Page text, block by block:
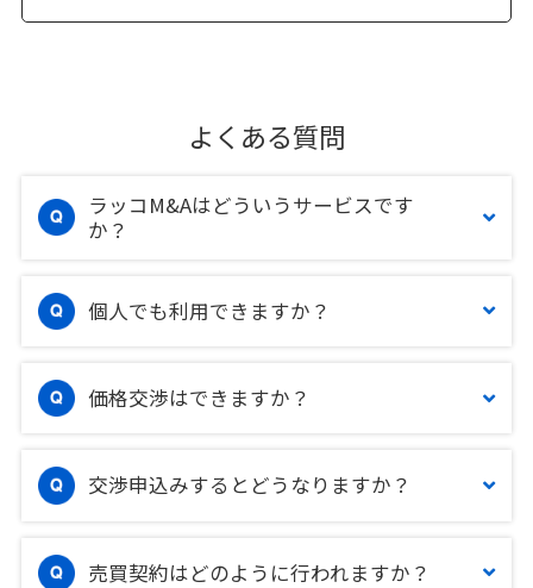
よくある質問
ラッコM&Aはどういうサービスです
か？
個人でも利用できますか？
価格交渉はできますか？
交渉申込みするとどうなりますか？
売買契約はどのように行われますか？